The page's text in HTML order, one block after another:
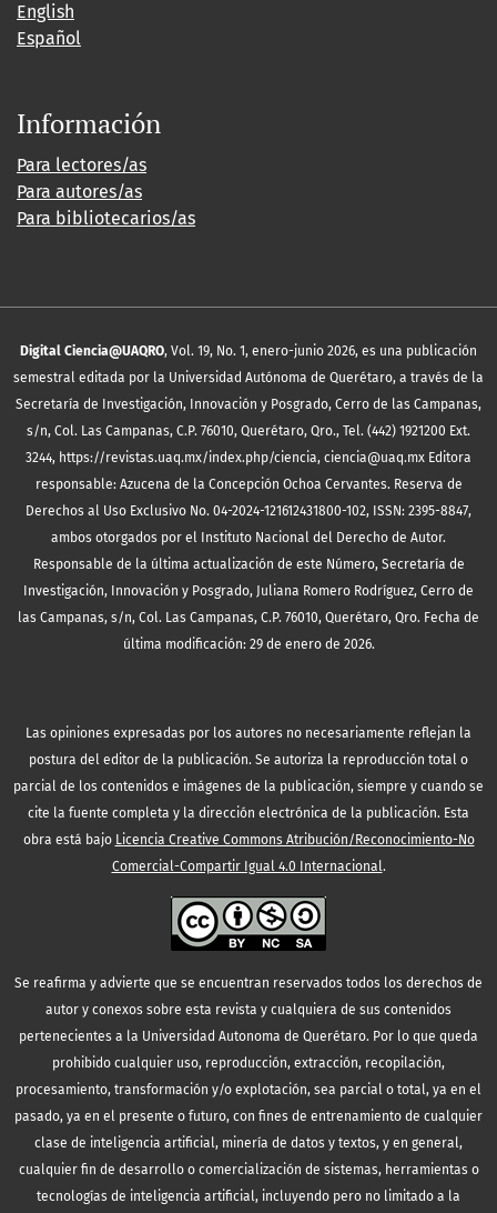
English
Español
Información
Para lectores/as
Para autores/as
Para bibliotecarios/as
Digital Ciencia@UAQRO, Vol. 19, No. 1, enero-junio 2026, es una publicación
semestral editada por la Universidad Autónoma de Querétaro, a través de la
Secretaría de Investigación, Innovación y Posgrado, Cerro de las Campanas,
s/n, Col. Las Campanas, C.P. 76010, Querétaro, Qro., Tel. (442) 1921200 Ext.
3244, https://revistas.uaq.mx/index.php/ciencia, ciencia@uaq.mx Editora
responsable: Azucena de la Concepción Ochoa Cervantes. Reserva de
Derechos al Uso Exclusivo No. 04-2024-121612431800-102, ISSN: 2395-8847,
ambos otorgados por el Instituto Nacional del Derecho de Autor.
Responsable de la última actualización de este Número, Secretaría de
Investigación, Innovación y Posgrado, Juliana Romero Rodríguez, Cerro de
las Campanas, s/n, Col. Las Campanas, C.P. 76010, Querétaro, Qro. Fecha de
última modificación: 29 de enero de 2026.
Las opiniones expresadas por los autores no necesariamente reflejan la
postura del editor de la publicación. Se autoriza la reproducción total o
parcial de los contenidos e imágenes de la publicación, siempre y cuando se
cite la fuente completa y la dirección electrónica de la publicación. Esta
obra está bajo Licencia Creative Commons Atribución/Reconocimiento-No
Comercial-Compartir Igual 4.0 Internacional.
Se reafirma y advierte que se encuentran reservados todos los derechos de
autor y conexos sobre esta revista y cualquiera de sus contenidos
pertenecientes a la Universidad Autonoma de Querétaro. Por lo que queda
prohibido cualquier uso, reproducción, extracción, recopilación,
procesamiento, transformación y/o explotación, sea parcial o total, ya en el
pasado, ya en el presente o futuro, con fines de entrenamiento de cualquier
clase de inteligencia artificial, minería de datos y textos, y en general,
cualquier fin de desarrollo o comercialización de sistemas, herramientas o
tecnologías de inteligencia artificial, incluyendo pero no limitado a la